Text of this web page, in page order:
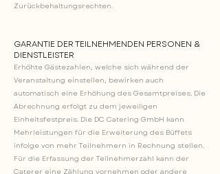
Zurückbehaltungsrechten.
GARANTIE DER TEILNEHMENDEN PERSONEN &
DIENSTLEISTER
Erhöhte Gästezahlen, welche sich während der
Veranstaltung einstellen, bewirken auch
automatisch eine Erhöhung des Gesamtpreises. Die
Abrechnung erfolgt zu dem jeweiligen
Einheitsfestpreis. Die DC Catering GmbH kann
Mehrleistungen für die Erweiterung des Büffets
infolge von mehr Teilnehmern in Rechnung stellen.
Für die Erfassung der Teilnehmerzahl kann der
Caterer eine Zählung vornehmen oder andere